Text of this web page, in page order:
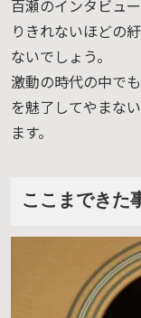
百瀬のインタビュ
りきれないほどの
ないでしょう。
激動の時代の中で
を魅了してやまな
ます。
ここまできた